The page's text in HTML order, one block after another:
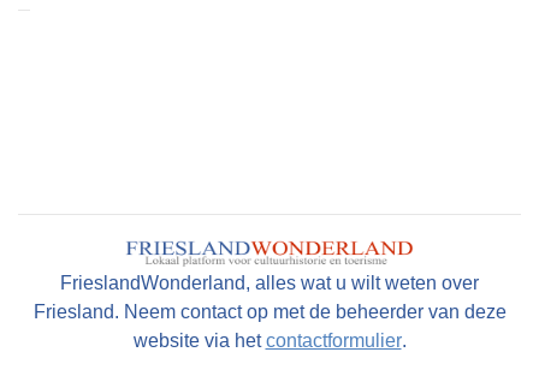
FrieslandWonderland, alles wat u wilt weten over
Friesland. Neem contact op met de beheerder van deze
website via hetcontactformulier.